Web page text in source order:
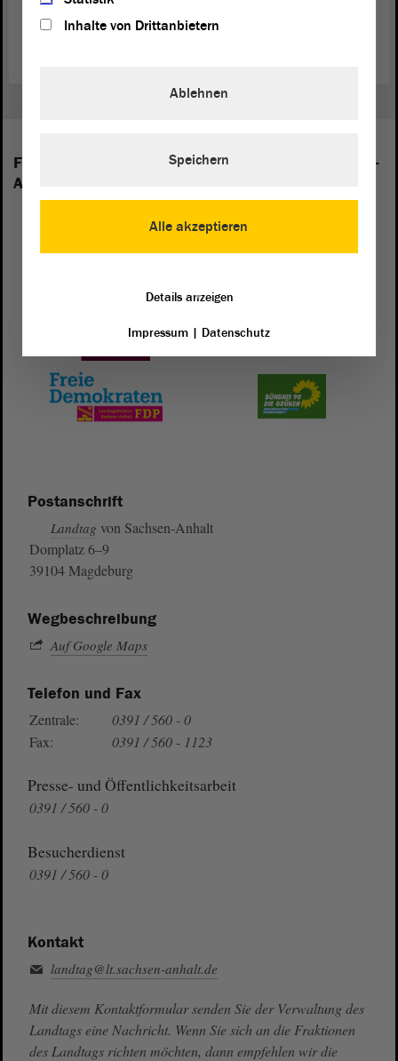
(Das ist ein Angebot in Einfacher Sprache.)
Folgende Fraktionen sind im Landtag von Sachsen-
Anhalt vertreten:
Postanschrift
Landtag von Sachsen-Anhalt
Domplatz 6–9
39104 Magdeburg
Wegbeschreibung
Auf Google Maps
Telefon und Fax
Zentrale:
0391 / 560 - 0
Fax:
0391 / 560 - 1123
Presse- und Öffentlichkeitsarbeit
0391 / 560 - 0
Besucherdienst
0391 / 560 - 0
Kontakt
landtag@lt.sachsen-anhalt.de
Mit diesem Kontaktformular senden Sie der Verwaltung des
Landtags eine Nachricht. Wenn Sie sich an die Fraktionen
des Landtags richten möchten, dann empfehlen wir die
Inhalte von Drittanbietern
Alle akzeptieren
Ablehnen
Speichern
Details anzeigen
Impressum| Datenschutz